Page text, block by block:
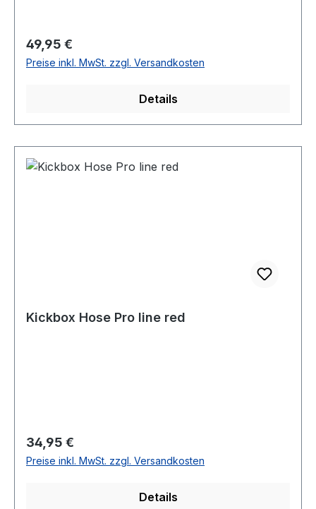
Regulärer Preis:
49,95 €
Preise inkl. MwSt. zzgl. Versandkosten
Details
Kickbox Hose Pro line red
Regulärer Preis:
34,95 €
Preise inkl. MwSt. zzgl. Versandkosten
Details